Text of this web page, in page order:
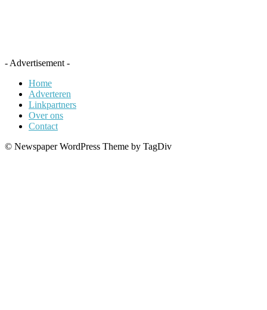
- Advertisement -
Home
Adverteren
Linkpartners
Over ons
Contact
© Newspaper WordPress Theme by TagDiv